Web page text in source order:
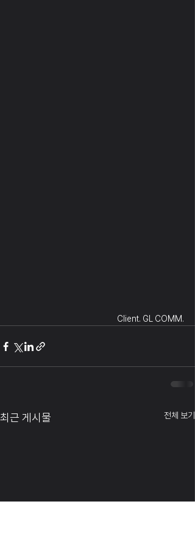
Client. GL COMM.
최근 게시물 전체 보기